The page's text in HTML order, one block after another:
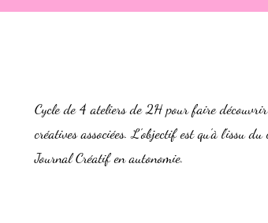
Cycle de 4 ateliers de 2H pour faire découvrir
créatives associées. L'objectif est qu'à l'issu
Journal Créatif en autonomie.